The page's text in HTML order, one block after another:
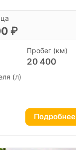
₽
Пробег (км)
20 400
(л)
Подробнее